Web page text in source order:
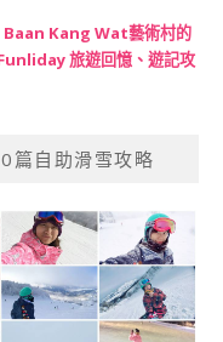
Baan Kang Wat藝術村的
旅遊回憶、遊記攻
篇自助滑雪攻略